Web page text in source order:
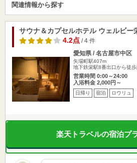
関連情報から探す
サウナ＆カプセルホテル ウェルビー
4.2点/ 4 件
愛知県 / 名古屋市中区
矢場町駅407m
地下鉄栄駅8番出口から徒
営業時間 0:00～24:00
入浴料金 2,000円～
日帰り 宿泊 ロウリュ
楽天トラベルの宿泊プ